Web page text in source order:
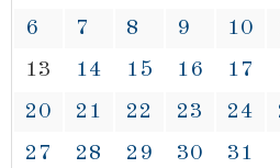
6
7 8 9 10
13
14 15 16 17
20
21 22 23 24
27
28 29 30 31